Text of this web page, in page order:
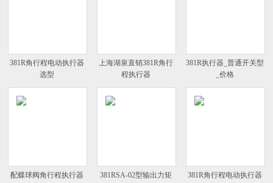
381R角行程电动执行器
选型
上海湖泉直销381R角行
程执行器
381R执行器_普通开关型
_价格
配蝶球阀角行程执行器
381RSA-02型输出力矩
381R角行程电动执行器